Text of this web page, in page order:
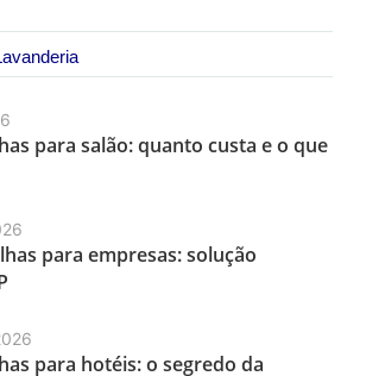
para salão: quanto custa e o que
para empresas: solução
para hotéis: o segredo da